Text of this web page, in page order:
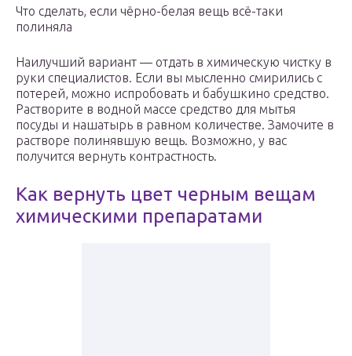
Что сделать, если чёрно-белая вещь всё-таки
полиняла
Наилучший вариант — отдать в химическую чистку в
руки специалистов. Если вы мысленно смирились с
потерей, можно испробовать и бабушкино средство.
Растворите в водной массе средство для мытья
посуды и нашатырь в равном количестве. Замочите в
растворе полинявшую вещь. Возможно, у вас
получится вернуть контрастность.
Как вернуть цвет черным вещам
химическими препаратами